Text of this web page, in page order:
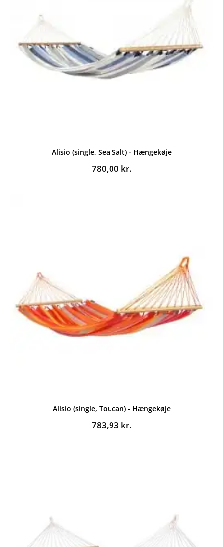
Alisio (single, Sea Salt) - Hængekøje
780,00 kr.
Alisio (single, Toucan) - Hængekøje
783,93 kr.